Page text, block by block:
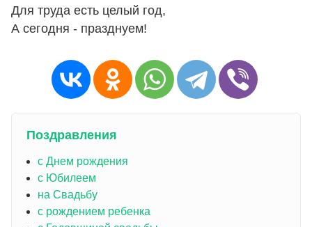
Для труда есть целый год,
А сегодня - празднуем!
Поздравления
с Днем рождения
с Юбилеем
на Свадьбу
с рождением ребенка